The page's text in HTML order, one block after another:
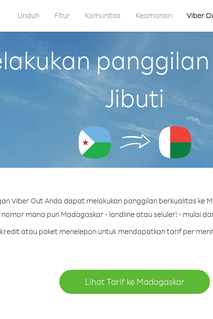
Unduh Fitur Komunitas Keamanan Viber
Jibuti
Viber Out Anda dapat melakukan panggilan berkualitas ke
nomor mana pun Madagaskar - landline atau seluler! - mulai
atau paket menelepon untuk mendapatkan tarif per
Lihat Tarif ke Madagaskar